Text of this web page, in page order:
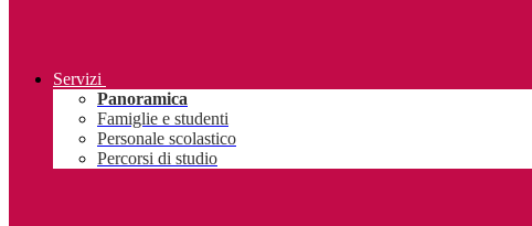
Servizi
Panoramica
Famiglie e studenti
Personale scolastico
Percorsi di studio